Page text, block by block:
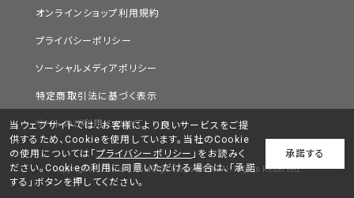
オンラインショップ利用規約
プライバシーポリシー
ソーシャルメディアポリシー
特定商取引法に基づく表示
サイトのご利用について
Copyright © Chifure Holdings Corporation. All Rights Reserved.
当ウェブサイトでは、お客様により良いサービスをご提
供するため、Cookieを使用しています。当社のCookie
の使用については「 プライバシーポリシー 」をお読みく
ださい。Cookieの利用に同意いただける場合は、「承諾
する」ボタンを押してください。
承諾する